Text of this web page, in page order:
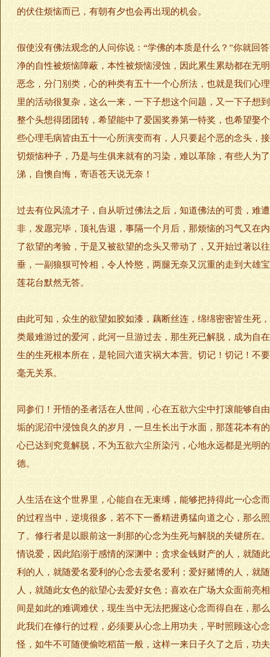
的伏住烦恼而已，有朝有夕也会再出现的机会。
假使没有佛法观念的人问你说：“学佛的本质是什么？”你就回
净的自性被烦恼障蔽，本性被烦恼浸蚀，因此累生累劫都在无
恶念，分门别类，心的种类有五十一个心所法，也就是我们心
里的活动很复杂，这么一来，一下子想这个问题，又一下子想
整个头想得团团转，希望能中了爱国奖券第一特奖，也希望娶
些心理毛病皆由五十一心所演变而有，人只要起个恶的念头，
切烦恼种子，乃是与生俱来就有的习染，难以革除，有些人为
涕，自懊自悔，寄语苍天说无奈！
过去有位风流才子，自从听过佛法之后，知道佛法的可贵，难
非，发愿完毕，顶礼告退，事隔一个月后，那烦恼的习气又在
了欲望的考验，于是又被欲望的念头又带动了，又开始过著以
垂，一副狼狈可怜相，令人怜愍，两腿无奈又沉重的走到大雄
莲花台默然无答。
由此可知，众生的欲望如胶如漆，藕断丝连，绵绵密密皆生死
类最难游过的爱河，此河一旦游过去，那生死已解脱，成为自
生的生死根本所在，是轮回六道灾祸大本营。切记！切记！不
毫无关系。
同参们！开悟的圣者活在人世间，心在五欲六尘中打滚能够自
垢的泥沼中浸蚀良久的岁月，一旦生长出于水面，那莲花本有
心已达到究竟解脱，不为五欲六尘所染污，心地永远都是光明
德。
人生活在这个世界里，心能自在无束缚，能够把持得此一心念
的过程当中，逆境很多，若不下一番精进勇猛向道之心，那么
了。修行者是以眼前这一刹那的心念为生死与解脱的关键所在
情说爱，因此陷溺于感情的深渊中；贪求金钱财产的人，就随
利的人，就随爱名爱利的心念去爱名爱利；爱好赌博的人，就
人，就随此女色的欲望心去爱好女色；喜欢在广场大众面前亮
间是如此的难调难伏，现生当中无法把握这心念而得自在，那
此我们在修行的过程，必须要从心念上用功夫，平时照顾这心
怪，如牛不可随便偷吃稻苗一般，这样一来日子久了之后，功